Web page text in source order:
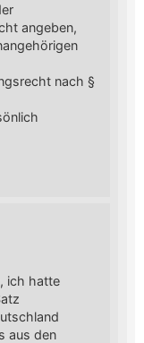
angeben,
nach §
ich hatte
aus den